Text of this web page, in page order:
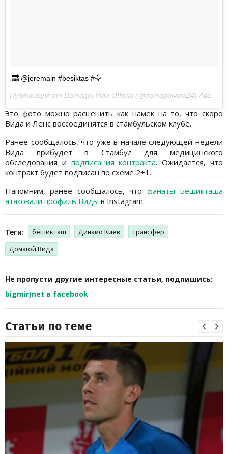
🔜 @jeremain #besiktas #🦅
Публикация от Domagoj Vida Official (@domagojvida24) Авг 12 2017 в 3:39 PDT
Это фото можно расценить как намек на то, что скоро
Вида и Ленс воссоединятся в стамбульском клубе.
Ранее сообщалось, что уже в начале следующей недели
Вида прибудет в Стамбул для медицинского
обследования и подписания контракта. Ожидается, что
контракт будет подписан по схеме 2+1.
Напомним, ранее сообщалось, что фанаты Бешикташа
атаковали профиль Виды в Instagram.
Теги: бешикташ Динамо Киев
трансфер
Домагой Вида
Не пропусти другие интересные статьи, подпишись:
bigmir)net в facebook
Статьи по теме